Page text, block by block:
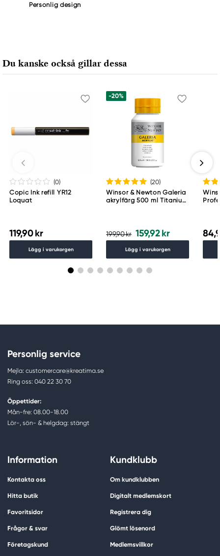
Personlig design
Du kanske också gillar dessa
(0)
Copic Ink refill YR12
Loquat
119,90 kr
Lägg i varukorgen
-20%
(20)
Winsor & Newton Galeria
akrylfärg 500 ml Titanium
199,90 kr 159,92 kr
Lägg i varukorgen
Personlig service
Mejla: customercare@kreatima.se
Ring oss: 040 22 30 70
Öppettider:
Mån-fre: 08.00-18.00
Lör-, sön- & helgdag: stängt
Information
Kontakta oss
Hitta butik
Favoritsidor
Frågor & svar
Företagskund
Kundklubb
Om kundklubben
Digitalt medlemskort
Registrera dig
Glömt lösenord
Medlemsvillkor